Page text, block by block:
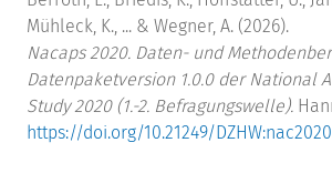
Mühleck, K., ... & Wegner, A. (2026).
Nacaps 2020. Daten- und
Datenpaketversion 1.0.0 der National
Study 2020 (1.-2. Befragungswelle).
https://doi.org/10.21249/